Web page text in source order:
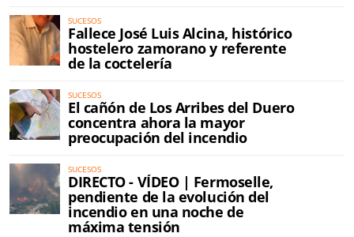
SUCESOS
Fallece José Luis Alcina, histórico
hostelero zamorano y referente
de la coctelería
SUCESOS
El cañón de Los Arribes del Duero
concentra ahora la mayor
preocupación del incendio
SUCESOS
DIRECTO - VÍDEO | Fermoselle,
pendiente de la evolución del
incendio en una noche de
máxima tensión